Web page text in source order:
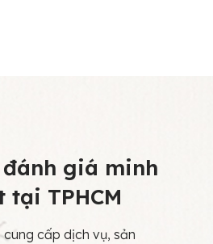
giá minh
tại TPHCM
cấp dịch vụ, sản